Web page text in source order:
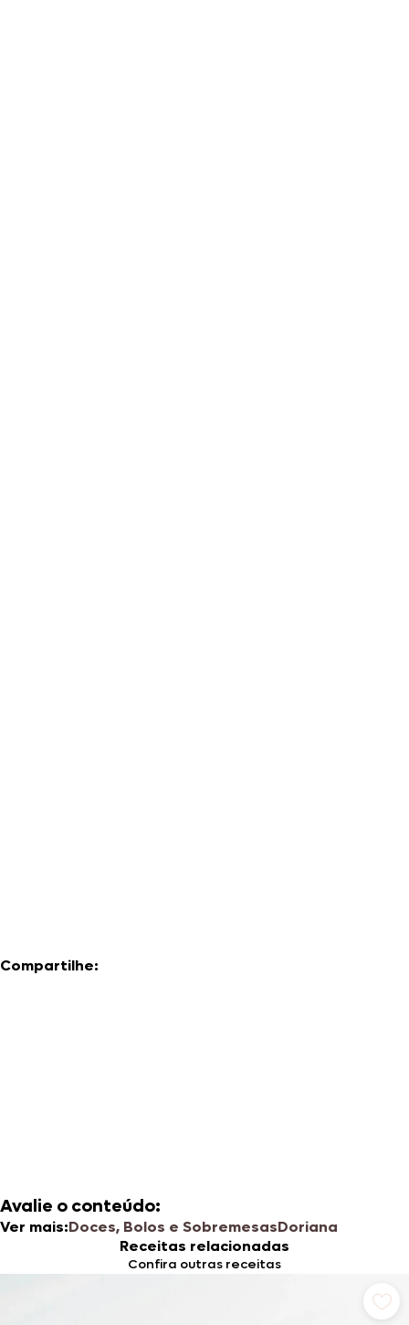
Compartilhe:
Avalie o conteúdo:
Ver mais:Doces, Bolos e SobremesasDoriana
Receitas relacionadas
Confira outras receitas